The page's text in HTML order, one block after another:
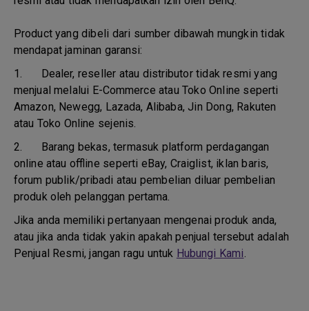
Product yang dibeli dari sumber dibawah mungkin tidak
mendapat jaminan garansi:
1. Dealer, reseller atau distributor tidak resmi yang
menjual melalui E-Commerce atau Toko Online seperti
Amazon, Newegg, Lazada, Alibaba, Jin Dong, Rakuten
atau Toko Online sejenis.
2. Barang bekas, termasuk platform perdagangan
online atau offline seperti eBay, Craiglist, iklan baris,
forum publik/pribadi atau pembelian diluar pembelian
produk oleh pelanggan pertama.
Jika anda memiliki pertanyaan mengenai produk anda,
atau jika anda tidak yakin apakah penjual tersebut adalah
Penjual Resmi, jangan ragu untuk Hubungi Kami.